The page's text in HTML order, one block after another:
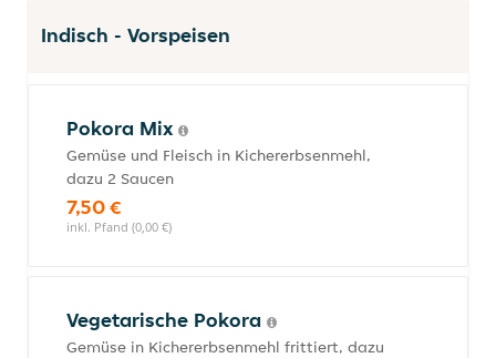
Indisch - Vorspeisen
Pokora Mix
Gemüse und Fleisch in Kichererbsenmehl,
dazu 2 Saucen
7,50 €
inkl. Pfand (0,00 €)
Vegetarische Pokora
Gemüse in Kichererbsenmehl frittiert, dazu